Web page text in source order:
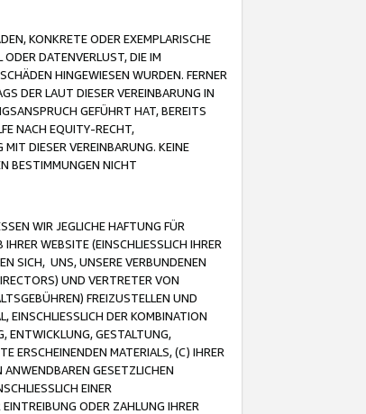
KONKRETE ODER EXEMPLARISCHE
DATENVERLUST, DIE IM
HINGEWIESEN WURDEN. FERNER
DER LAUT DIESER VEREINBARUNG IN
GEFÜHRT HAT, BEREITS
NACH EQUITY-RECHT,
DIESER VEREINBARUNG. KEINE
BESTIMMUNGEN NICHT
WIR JEGLICHE HAFTUNG FÜR
WEBSITE (EINSCHLIESSLICH IHRER
SICH, UNS, UNSERE VERBUNDENEN
UND VERTRETER VON
FREIZUSTELLEN UND
EINSCHLIESSLICH DER KOMBINATION
ENTWICKLUNG, GESTALTUNG,
ERSCHEINENDEN MATERIALS, (C) IHRER
GESETZLICHEN
EINER
ODER ZAHLUNG IHRER